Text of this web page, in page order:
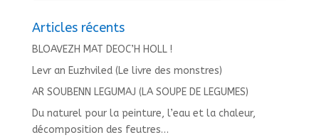
Articles récents
BLOAVEZH MAT DEOC’H HOLL !
Levr an Euzhviled (Le livre des monstres)
AR SOUBENN LEGUMAJ (LA SOUPE DE LEGUMES)
Du naturel pour la peinture, l’eau et la chaleur,
décomposition des feutres…